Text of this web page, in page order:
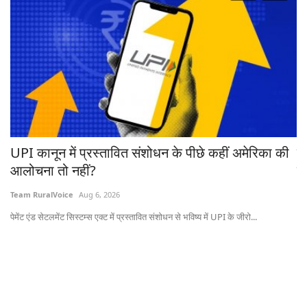
UPI कानून में प्रस्तावित संशोधन के पीछे कहीं अमेरिका की
आलोचना तो नहीं?
Team RuralVoice Aug 6, 2026
पेमेंट एंड सेटलमेंट सिस्टम्स एक्ट में प्रस्तावित संशोधन से भविष्य में UPI के जीरो...